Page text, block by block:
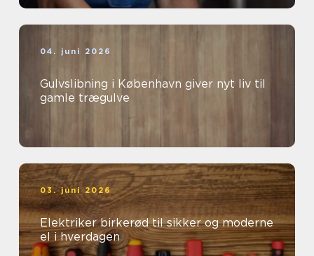
04. juni 2026
Gulvslibning i København giver nyt liv til
gamle trægulve
03. juni 2026
Elektriker birkerød til sikker og moderne
el i hverdagen